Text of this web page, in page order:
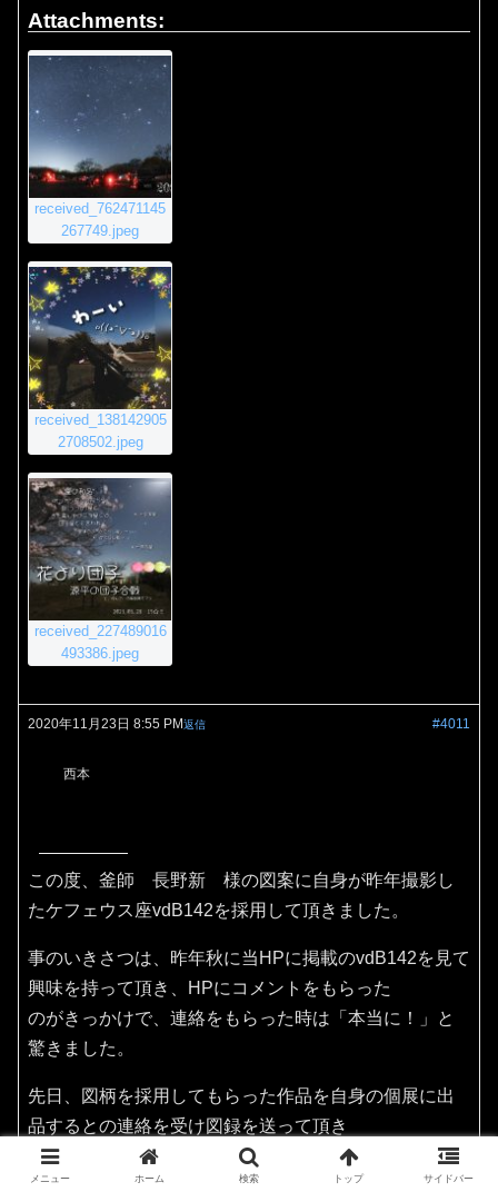
Attachments:
received_762471145
267749.jpeg
received_138142905
2708502.jpeg
received_227489016
493386.jpeg
2020年11月23日 8:55 PM #4011
返信
西本
この度、釜師 長野新 様の図案に自身が昨年撮影し
たケフェウス座vdB142を採用して頂きました。
事のいきさつは、昨年秋に当HPに掲載のvdB142を見て
興味を持って頂き、HPにコメントをもらった
のがきっかけで、連絡をもらった時は「本当に！」と
驚きました。
先日、図柄を採用してもらった作品を自身の個展に出
品するとの連絡を受け図録を送って頂き
その作品を見てビックリ！てっきり陶器作品だと思っ
ておりましたが、なんと和銑釜（茶の湯釜）でした。
メニュー ホーム 検索 トップ サイドバー